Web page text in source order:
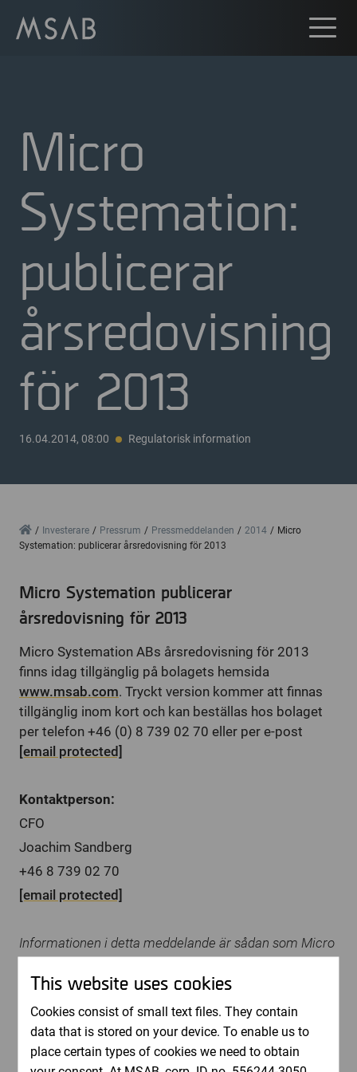
Micro
Systemation:
publicerar
årsredovisning
för 2013
16.04.2014, 08:00 Regulatorisk information
HomeInvesterare Pressrum Pressmeddelanden 2014
Micro
Systemation: publicerar årsredovisning för 2013
Micro Systemation publicerar
årsredovisning för 2013
Micro Systemation ABs årsredovisning för 2013
finns idag tillgänglig på bolagets hemsida
www.msab.com. Tryckt version kommer att finnas
tillgänglig inom kort och kan beställas hos bolaget
per telefon +46 (0) 8 739 02 70 eller per e-post
[email protected]
Kontaktperson:
CFO
Joachim Sandberg
+46 8 739 02 70
[email protected]
Informationen i detta meddelande är sådan som Micro
om värdepappersmarknaden. Informationen lämnades
för offentliggörande den 16 april 2014 klockan 0
CEST.
This website uses cookies
Cookies consist of small text files. They contain
data that is stored on your device. To enable us to
place certain types of cookies we need to obtain